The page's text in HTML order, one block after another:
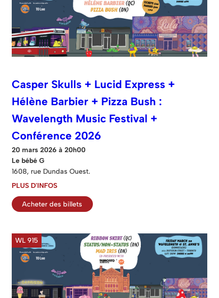
Casper Skulls + Lucid Express +
Hélène Barbier + Pizza Bush :
Wavelength Music Festival +
Conférence 2026
20 mars 2026 à 20h00
Le bébé G
1608, rue Dundas Ouest.
PLUS D'INFOS
Acheter des billets
WL 915